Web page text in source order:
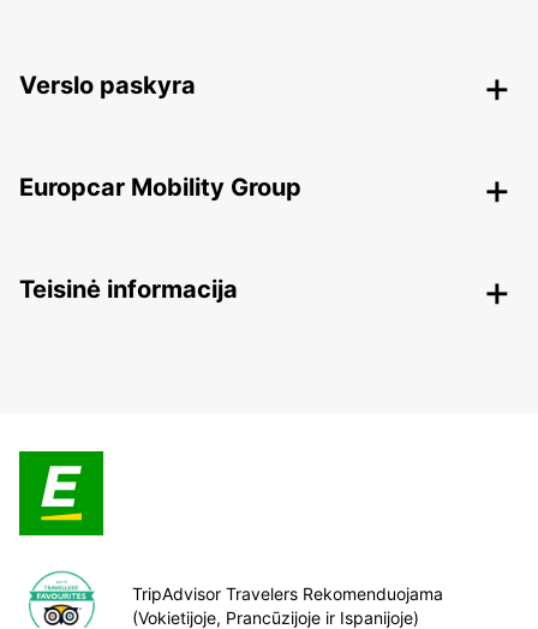
Verslo paskyra
Europcar Mobility Group
Teisinė informacija
TripAdvisor Travelers Rekomenduojama
(Vokietijoje, Prancūzijoje ir Ispanijoje)